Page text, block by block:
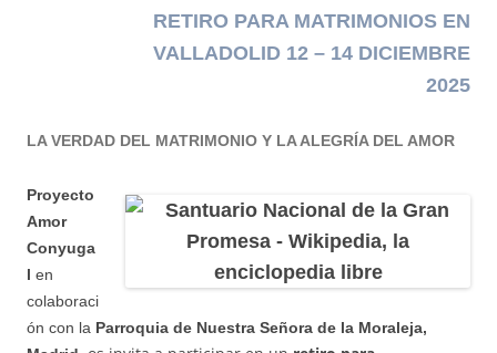
RETIRO PARA MATRIMONIOS EN
VALLADOLID 12 – 14 DICIEMBRE
2025
LA VERDAD DEL MATRIMONIO Y LA ALEGRÍA DEL AMOR
Proyecto
Amor
Conyuga
l en
colaboraci
ón con la Parroquia de Nuestra Señora de la Moraleja,